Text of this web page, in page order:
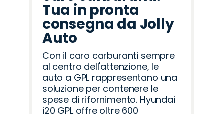
Tua in pronta
consegna da Jolly
Auto
Con il caro carburanti sempre
al centro dell'attenzione, le
auto a GPL rappresentano una
soluzione per contenere le
spese di rifornimento. Hyundai
i20 GPL offre oltre 600